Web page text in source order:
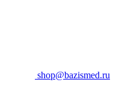
shop@bazismed.ru